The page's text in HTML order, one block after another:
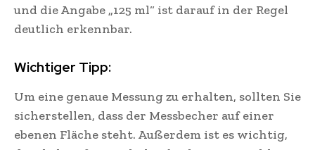
und die Angabe „125 ml“ ist darauf in der Regel
deutlich erkennbar.
Wichtiger Tipp:
Um eine genaue Messung zu erhalten, sollten Sie
sicherstellen, dass der Messbecher auf einer
ebenen Fläche steht. Außerdem ist es wichtig,